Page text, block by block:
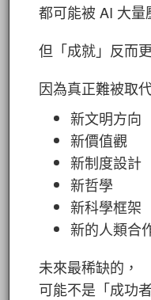
都可能被 AI 大量
但「成就」反而
因為真正難被取
新文明方向
新價值觀
新制度設計
新哲學
新科學框架
新的人類合
未來最稀缺的，
可能不是「成功